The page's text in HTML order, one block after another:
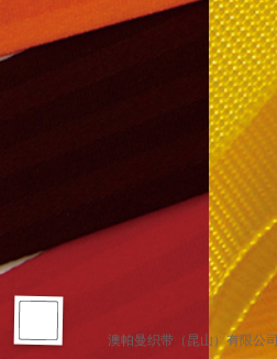
澳帕曼织带（昆山）有限公司